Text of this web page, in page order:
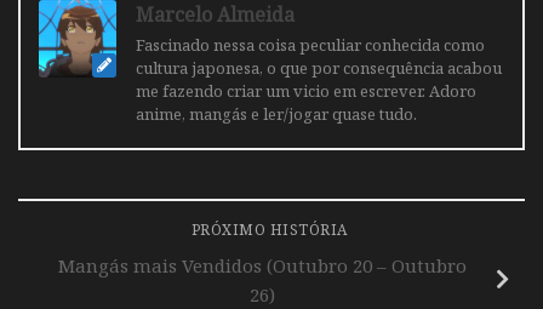
Marcelo Almeida
Fascinado nessa coisa peculiar conhecida como
cultura japonesa, o que por consequência acabou
me fazendo criar um vicio em escrever. Adoro
anime, mangás e ler/jogar quase tudo.
PRÓXIMO HISTÓRIA
Mangás mais Vendidos (Outubro 20 – Outubro
26)